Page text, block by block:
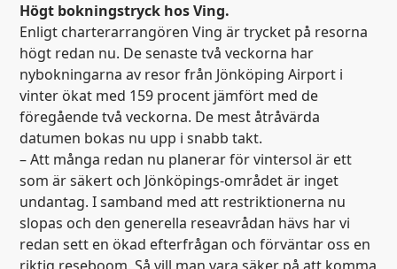
Högt bokningstryck hos Ving.
Enligt charterarrangören Ving är trycket på resorna
högt redan nu. De senaste två veckorna har
nybokningarna av resor från Jönköping Airport i
vinter ökat med 159 procent jämfört med de
föregående två veckorna. De mest åtråvärda
datumen bokas nu upp i snabb takt.
– Att många redan nu planerar för vintersol är ett
som är säkert och Jönköpings-området är inget
undantag. I samband med att restriktionerna nu
slopas och den generella reseavrådan hävs har vi
redan sett en ökad efterfrågan och förväntar oss en